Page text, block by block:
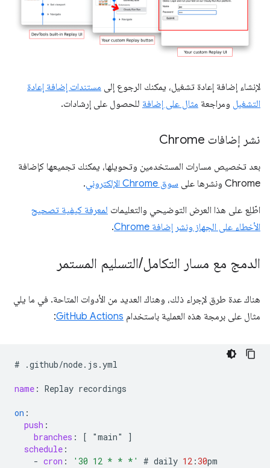
لإنشاء إضافة إعادة تشغيل، يمكنك الرجوع إلى مستندات إضافة إعادة
التشغيل ومراجعة مثال على إضافة للحصول على إرشادات.
نشر إضافات Chrome
بعد تخصيص مسارات المستخدمين وتحويلها، يمكنك تجميعها كإضافة
Chrome ونشرها على
سوق Chrome الإلكتروني .
اطّلِع على هذا العرض التوضيحي والتعليمات لمعرفة كيفية تصحيح
الأخطاء على الجهاز ونشر إضافة Chrome
.
الدمج مع مسار التكامل/التسليم المستمر
هناك عدة طرق لإجراء ذلك، وهناك العديد من الأدوات المتاحة. في ما يلي
مثال على برمجة هذه العملية باستخدام GitHub Actions
:
# .github/node. js .yml
name : Replay recordings
on :
push :
branches : [ "main"
]
schedule :
- cron : '30 12 * * *' # daily 12 :30pm